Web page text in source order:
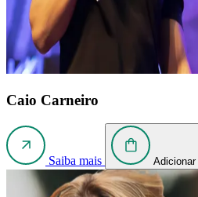
Caio Carneiro
Saiba mais